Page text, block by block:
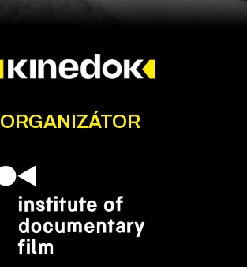
ORGANIZÁTOR